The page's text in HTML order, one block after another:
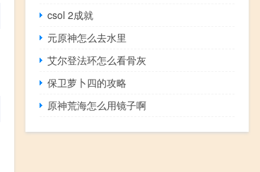
csol 2成就
元原神怎么去水里
艾尔登法环怎么看骨灰
保卫萝卜四的攻略
原神荒海怎么用镜子啊